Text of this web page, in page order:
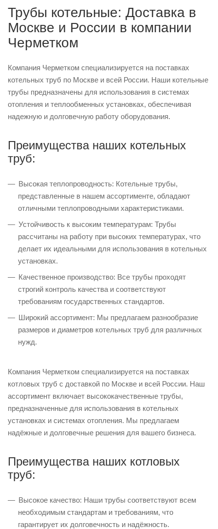
Трубы котельные: Доставка в
Москве и России в компании
Черметком
Компания Черметком специализируется на поставках
котельных труб по Москве и всей России. Наши котельные
трубы предназначены для использования в системах
отопления и теплообменных установках, обеспечивая
надежную и долговечную работу оборудования.
Преимущества наших котельных
труб:
Высокая теплопроводность: Котельные трубы,
представленные в нашем ассортименте, обладают
отличными теплопроводными характеристиками.
Устойчивость к высоким температурам: Трубы
рассчитаны на работу при высоких температурах, что
делает их идеальными для использования в котельных
установках.
Качественное производство: Все трубы проходят
строгий контроль качества и соответствуют
требованиям государственных стандартов.
Широкий ассортимент: Мы предлагаем разнообразие
размеров и диаметров котельных труб для различных
нужд.
Компания Черметком специализируется на поставках
котловых труб с доставкой по Москве и всей России. Наш
ассортимент включает высококачественные трубы,
предназначенные для использования в котельных
установках и системах отопления. Мы предлагаем
надёжные и долговечные решения для вашего бизнеса.
Преимущества наших котловых
труб:
Высокое качество: Наши трубы соответствуют всем
необходимым стандартам и требованиям, что
гарантирует их долговечность и надёжность.